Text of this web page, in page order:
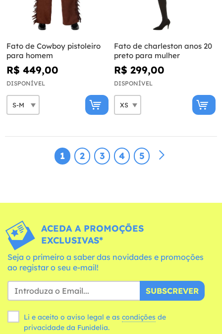
Fato de Cowboy pistoleiro
para homem
R$ 449,00
DISPONÍVEL
Fato de charleston anos 20
preto para mulher
R$ 299,00
DISPONÍVEL
1 2 3 4 5
ACEDA A PROMOÇÕES
EXCLUSIVAS*
Seja o primeiro a saber das novidades e promoções
ao registar o seu e-mail!
SUBSCREVER
Li e aceito o aviso legal e as condições
privacidade da Funidelia.